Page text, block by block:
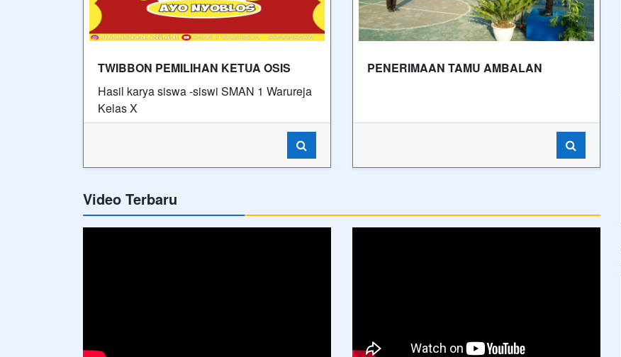
TWIBBON PEMILIHAN KETUA OSIS
Hasil karya siswa -siswi SMAN 1 Warureja
Kelas X
PENERIMAAN TAMU AMBALAN
Video Terbaru